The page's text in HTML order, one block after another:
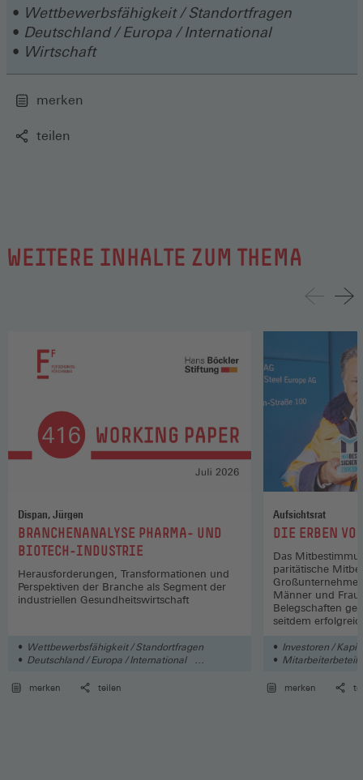
Wettbewerbsfähigkeit / Standortfragen
Deutschland / Europa / International
Wirtschaft
merken
teilen
WEITERE INHALTE ZUM THEMA
Dispan, Jürgen
:BRANCHENANALYSE PHARMA- UND
BIOTECH-INDUSTRIE
Herausforderungen, Transformationen und
Perspektiven der Branche als Segment der
industriellen Gesundheitswirtschaft
Wettbewerbsfähigkeit / Standortfragen
Deutschland / Europa / International
merken
teilen
Aufsichtsrat
:DIE ERBEN
Das
paritätische
Männer und
Belegschaften
seitdem
Meiners,
Schulte
Investoren /
merken